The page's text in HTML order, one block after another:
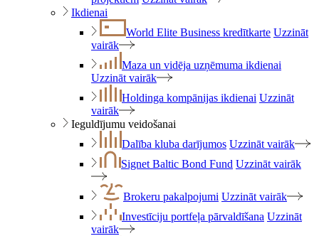
Ikdienai
World Elite Business kredītkarte Uzzināt
vairāk
Maza un vidēja uzņēmuma ikdienai
Uzzināt vairāk
Holdinga kompānijas ikdienai Uzzināt
vairāk
Ieguldījumu veidošanai
Dalība kluba darījumos Uzzināt vairāk
Signet Baltic Bond Fund Uzzināt vairāk
Brokeru pakalpojumi Uzzināt vairāk
Investīciju portfeļa pārvaldīšana Uzzināt
vairāk